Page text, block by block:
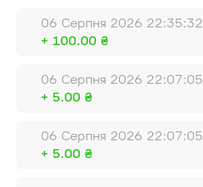
06 Серпня 2026 22:35:32
+ 100.00 ₴
06 Серпня 2026 22:07:05
+ 5.00 ₴
06 Серпня 2026 22:07:05
+ 5.00 ₴